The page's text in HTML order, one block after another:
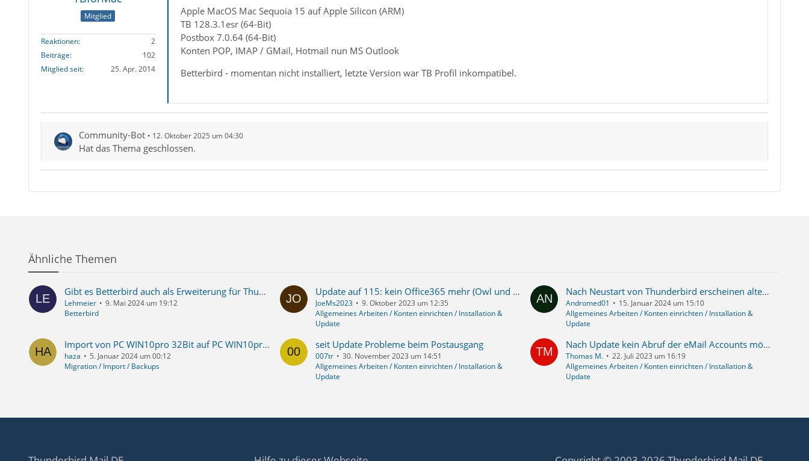
Mitglied
Reaktionen
2
Beiträge
102
Mitglied seit
25. Apr. 2014
Apple MacOS Mac Sequoia 15 auf Apple Silicon (ARM)
TB 128.3.1esr (64-Bit)
Postbox 7.0.64 (64-Bit)
Konten POP, IMAP / GMail, Hotmail nun MS Outlook
Betterbird - momentan nicht installiert, letzte Version war TB Profil inkompatibel.
Community-Bot 12. Oktober 2025 um 04:30
Hat das Thema geschlossen.
Ähnliche Themen
Gibt es Betterbird auch als Erweiterung für Thunderbird?
Lehmeier
9. Mai 2024 um 19:12
Betterbird
Update auf 115: kein Office365 mehr (Owl und TBSync beide tot)
JoeMs2023
9. Oktober 2023 um 12:35
Allgemeines Arbeiten / Konten einrichten / Installation &
Update
Nach Neustart von Thunderbird erscheinen alte Mails als neu/ungelesen und "Eigenschaften" und ein Support-Tab "Themen ignorieren" öffnet bei jeden Neustart
Andromed01
15. Januar 2024 um 15:10
Allgemeines Arbeiten / Konten einrichten / Installation &
Update
Import von PC WIN10pro 32Bit auf PC WIN10pro 64 Bit gelingt nicht
haza
5. Januar 2024 um 00:12
Migration / Import / Backups
seit Update Probleme beim Postausgang
007tr
30. November 2023 um 14:51
Allgemeines Arbeiten / Konten einrichten / Installation &
Update
Nach Update kein Abruf der eMail Accounts möglich
Thomas M.
22. Juli 2023 um 16:19
Allgemeines Arbeiten / Konten einrichten / Installation &
Update